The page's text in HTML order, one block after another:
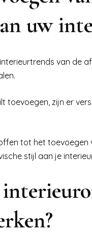
uw
van de
toevoegen, zijn er
tot het
stijl aan je